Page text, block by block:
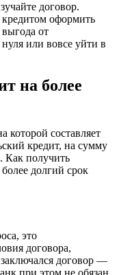
договор.
оформить
выгода от
или вовсе уйти в
на более
составляет
кредит, на сумму
Как получить
долгий срок
это
договора,
договор —